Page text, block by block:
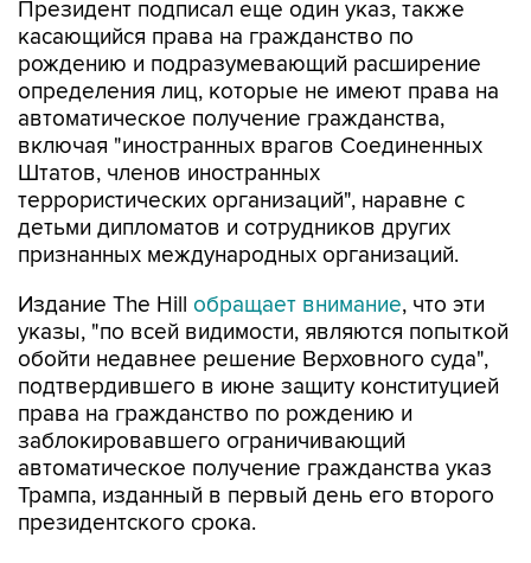
рождению и подразумевающий расширение
определения лиц, которые не имеют права на
автоматическое получение гражданства,
включая "иностранных врагов Соединенных
Штатов, членов иностранных
террористических организаций", наравне с
детьми дипломатов и сотрудников других
признанных международных организаций.
Издание The Hillобращает внимание, что эти
обойти недавнее решение Верховного суда",
подтвердившего в июне защиту конституцией
права на гражданство по рождению и
заблокировавшего ограничивающий
автоматическое получение гражданства указ
Трампа, изданный в первый день его второго
президентского срока.
"В Верховном суде было принято очень